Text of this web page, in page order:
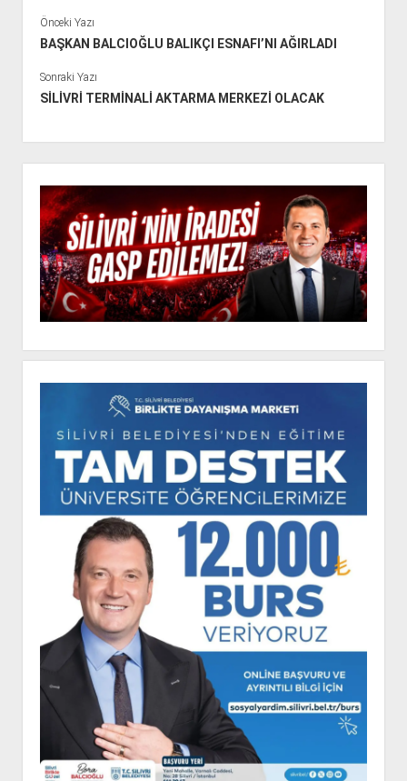
Önceki Yazı
BAŞKAN BALCIOĞLU BALIKÇI ESNAFI’NI AĞIRLADI
Sonraki Yazı
SİLİVRİ TERMİNALİ AKTARMA MERKEZİ OLACAK